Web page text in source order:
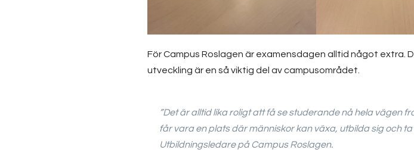
För Campus Roslagen är examensdagen alltid något extra.
utveckling är en så viktig del av campusområdet.
”Det är alltid lika roligt att få se studerande nå hela vägen
får vara en plats där människor kan växa, utbilda sig och ta
Utbildningsledare på Campus Roslagen.